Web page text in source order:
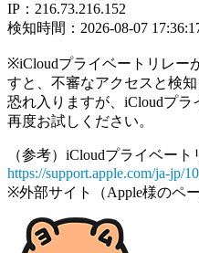
IP：216.73.216.152
検知時間：2026-08-07
※iCloudプライベートリレー
すと、不審なアクセスと検
恐れ入りますが、iCloudプラ
再度お試しください。
（参考）iCloudプライベー
https://support.apple.com/ja-jp/
※外部サイト（Apple様のペ